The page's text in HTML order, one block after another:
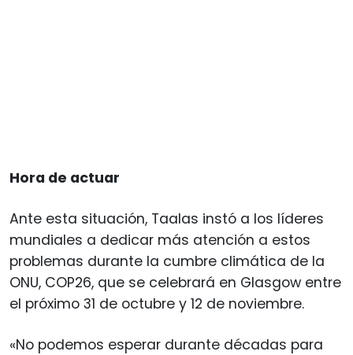
Hora de actuar
Ante esta situación, Taalas instó a los líderes
mundiales a dedicar más atención a estos
problemas durante la cumbre climática de la
ONU, COP26, que se celebrará en Glasgow entre
el próximo 31 de octubre y 12 de noviembre.
«No podemos esperar durante décadas para